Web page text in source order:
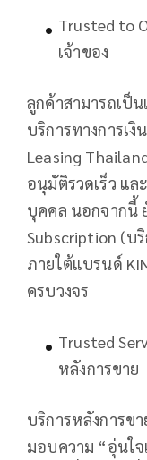
Trusted to
เจ้าของ
ลูกค้าสามารถเป็
บริการทางการเ
Leasing
อนุมัติรวดเร็ว แล
บุคคล นอกจากนี้
Subscription (บ
ภายใต้แบรนด์
ครบวงจร
Trusted
หลังการขาย
บริการหลังการข
มอบความ “อุ่นใ